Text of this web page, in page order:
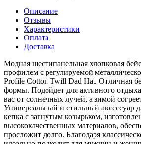
Описание
Отзывы
Характеристики
Оплата
Доставка
Модная шестипанельная хлопковая
профилем с регулируемой
Profile Cotton Twill Dad Hat. Отличная
формы. Подойдет для активного
вас от солнечных лучей, а зимой
Универсальный и стильный аксессуар
кепка с загнутым козырьком,
высококачественных материалов,
просложит долго. Благодаря